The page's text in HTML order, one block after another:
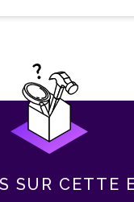
SUR CETTE